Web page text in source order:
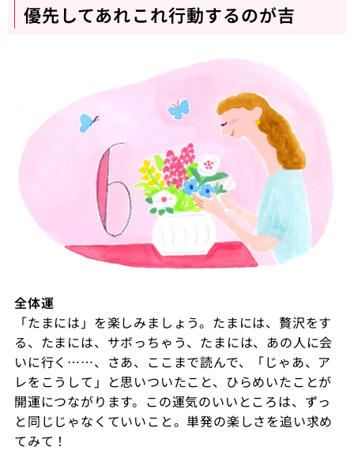
優先してあれこれ行動するのが吉
全体運
「たまには」を楽しみましょう。たまには、贅沢をす
る、たまには、サボっちゃう、たまには、あの人に会
いに行く……、さあ、ここまで読んで、「じゃあ、ア
レをこうして」と思いついたこと、ひらめいたことが
開運につながります。この運気のいいところは、ずっ
と同じじゃなくていいこと。単発の楽しさを追い求め
てみて！